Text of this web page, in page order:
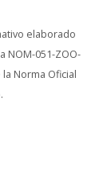
elaborado
NOM-051-ZOO-
Norma Oficial